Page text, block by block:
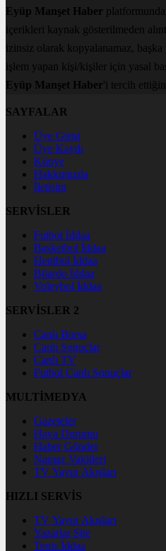
Eyüp Manşet Haber
içerikleri kaynak gösterilmeden
izinsiz olarak kopyalanamaz, başka
işlem yapan kişi/kişiler için yasal
Eyüp Manşet Haber'i tercih
SAYFALAR
Üye Girişi
Üye Kaydı
Künye
Hakkımızda
İletişim
SERVİSLER
Futbol İddaa
Basketbol İddaa
Hentbol İddaa
Bilardo İddaa
Voleybol İddaa
SERVİSLER 2
Canlı Borsa
Canlı Sonuçlar
Canlı TV
Futbol Canlı Sonuçlar
MULTİMEDYA
Gazeteler
Hava Durumu
Haber Gönder
Namaz Vakitleri
TV Yayın Akışları
HIZLI SERVİS
TV Yayın Akışları
Yazarlar Site
Tenis İddaa